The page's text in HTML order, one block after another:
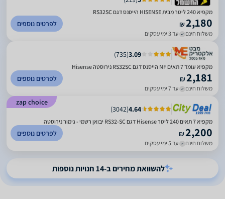
מקפיא 240 ליטר מבית HISENSE הייסנס דגם RS32SC
₪2,180
משלוח חינם עד 3 ימי עסקים
לפרטים נוספים
3.09
(
735
)
מקפיא עומד 7 תאים NF הייסנס דגם RS32SC נירוסטה Hisense
₪2,181
משלוח חינם עד 7 ימי עסקים
לפרטים נוספים
zap choice
4.64
(
3042
)
מקפיא 7 תאים 240 ליטר Hisense דגם RS32-SC יבואן רשמי - גימור נירוסטה
₪2,200
משלוח חינם עד 5 ימי עסקים
לפרטים נוספים
להשוואת מחירים ב-14 חנויות נוספות